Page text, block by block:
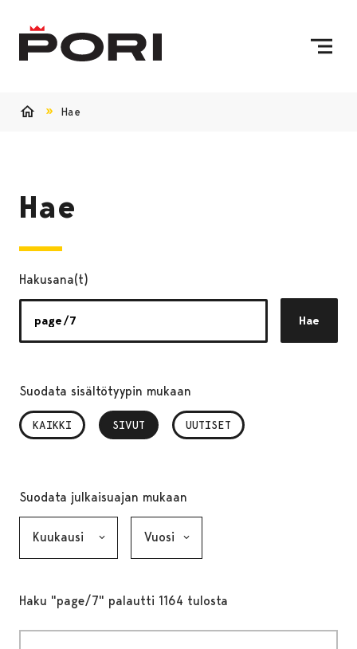
Hae
Hae
Hakusana(t)
Hae
Suodata sisältötyypin mukaan
KAIKKI SIVUT
, VALITTU UUTISET
Suodata julkaisuajan mukaan
Haku "page/7" palautti 1164 tulosta